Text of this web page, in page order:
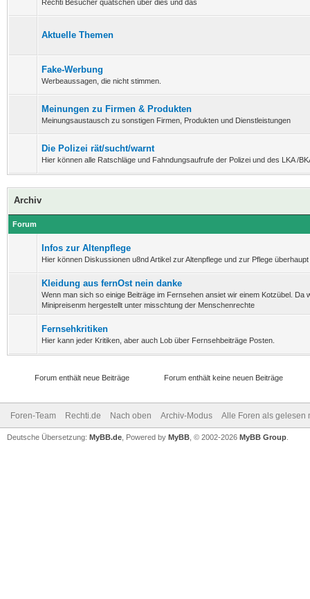
Rechti Besucher quatschen über dies und das
Aktuelle Themen
Fake-Werbung
Werbeaussagen, die nicht stimmen.
Meinungen zu Firmen & Produkten
Meinungsaustausch zu sonstigen Firmen, Produkten und Dienstleistungen
Die Polizei rät/sucht/warnt
Hier können alle Ratschläge und Fahndungsaufrufe der Polizei und des LKA /
Archiv
Forum
Infos zur Altenpflege
Hier können Diskussionen u8nd Artikel zur Altenpflege und zur Pflege
Kleidung aus fernOst nein danke
Wenn man sich so einige Beiträge im Fernsehen ansiet wir einem Kotzübel. Da
Minipreisenm hergestellt unter misschtung der Menschenrechte
Fernsehkritiken
Hier kann jeder Kritiken, aber auch Lob über Fernsehbeiträge Posten.
Forum enthält neue Beiträge Forum enthält keine neuen Beiträge
Foren-Team Rechti.de Nach oben Archiv-Modus Alle Foren als gelesen
Deutsche Übersetzung: MyBB.de , Powered by MyBB , © 2002-2026 MyBB Group